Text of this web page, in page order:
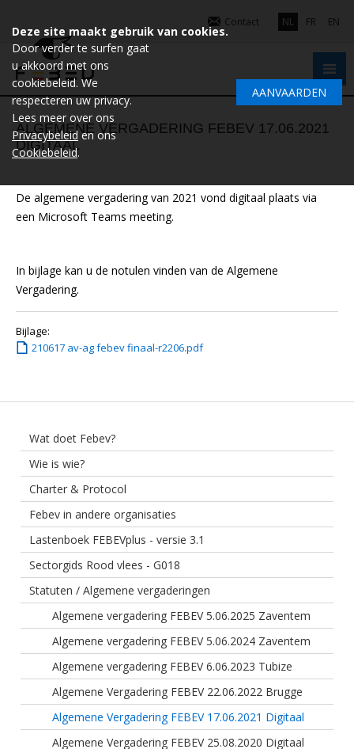
Contact NL FR EN
ALGEMENE VERGADERING FEBEV 17.06.2021
DIGITAAL
De algemene vergadering van 2021 vond digitaal plaats via
een Microsoft Teams meeting.
In bijlage kan u de notulen vinden van de Algemene
Vergadering.
Bijlage:
210617 av-ag febev finaal-r2206.pdf
Wat doet Febev?
Wie is wie?
Charter & Protocol
Febev in andere organisaties
Lastenboek FEBEVplus - versie 3.1
Sectorgids Rood vlees - G018
Statuten / Algemene vergaderingen
Algemene vergadering FEBEV 5.06.2025 Zaventem
Algemene vergadering FEBEV 5.06.2024 Zaventem
Algemene vergadering FEBEV 6.06.2023 Tubize
Algemene Vergadering FEBEV 22.06.2022 Brugge
Algemene Vergadering FEBEV 17.06.2021 Digitaal
Algemene Vergadering FEBEV 25.08.2020 Digitaal
Deze site maakt gebruik van cookies.
Door verder te surfen gaat
u akkoord met ons
cookiebeleid. We
respecteren uw privacy.
Lees meer over ons
Privacybeleid en ons
Cookiebeleid.
AANVAARDEN